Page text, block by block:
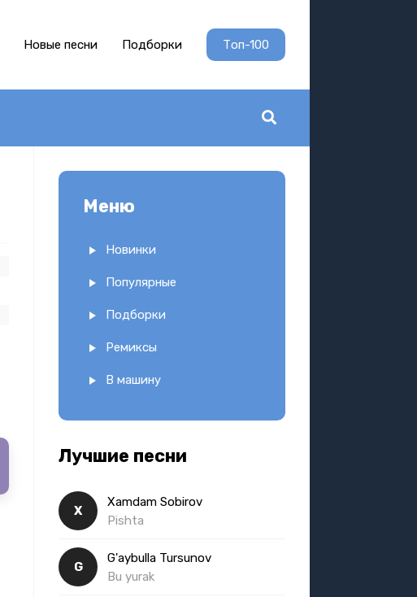
Новые песни Подборки Топ-100
Меню
Новинки
Популярные
Подборки
Ремиксы
В машину
Лучшие песни
X
Xamdam Sobirov
Pishta
G
G'aybulla Tursunov
Bu yurak